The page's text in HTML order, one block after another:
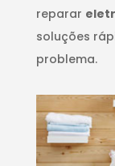
reparar
soluções
problema.